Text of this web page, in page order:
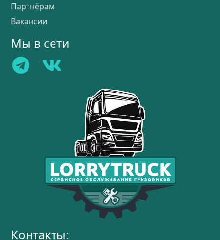
Партнёрам
Вакансии
Мы в сети
Контакты: